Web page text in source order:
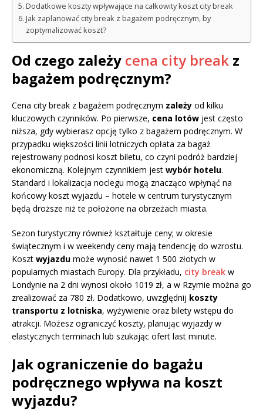
Dodatkowe koszty wpływające na całkowity koszt city break
Jak zaplanować city break z bagażem podręcznym, by
zoptymalizować koszt?
Od czego zależy cena city break z
bagażem podręcznym?
Cena city break z bagażem podręcznym zależy od kilku
kluczowych czynników. Po pierwsze, cena lotów jest często
niższa, gdy wybierasz opcję tylko z bagażem podręcznym. W
przypadku większości linii lotniczych opłata za bagaż
rejestrowany podnosi koszt biletu, co czyni podróż bardziej
ekonomiczną. Kolejnym czynnikiem jest wybór hotelu.
Standard i lokalizacja noclegu mogą znacząco wpłynąć na
końcowy koszt wyjazdu – hotele w centrum turystycznym
będą droższe niż te położone na obrzeżach miasta.
Sezon turystyczny również kształtuje ceny; w okresie
świątecznym i w weekendy ceny mają tendencję do wzrostu.
Koszt wyjazdu może wynosić nawet 1 500 złotych w
popularnych miastach Europy. Dla przykładu, city break w
Londynie na 2 dni wynosi około 1019 zł, a w Rzymie można go
zrealizować za 780 zł. Dodatkowo, uwzględnij koszty
transportu z lotniska, wyżywienie oraz bilety wstępu do
atrakcji. Możesz ograniczyć koszty, planując wyjazdy w
elastycznych terminach lub szukając ofert last minute.
Jak ograniczenie do bagażu
podręcznego wpływa na koszt
wyjazdu?